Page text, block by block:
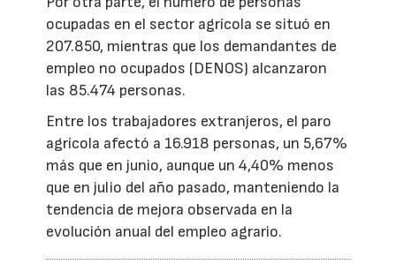
ocupadas en el sector agrícola se situó en
207.850, mientras que los demandantes de
empleo no ocupados (DENOS) alcanzaron
las 85.474 personas.
Entre los trabajadores extranjeros, el paro
agrícola afectó a 16.918 personas, un 5,67%
más que en junio, aunque un 4,40% menos
que en julio del año pasado, manteniendo la
tendencia de mejora observada en la
evolución anual del empleo agrario.